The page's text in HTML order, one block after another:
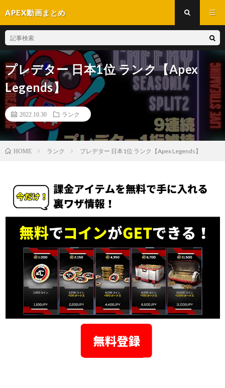
APEX動画まとめ
プレデター 日本1位 ランク【Apex
Legends】
2022.10.30 ランク
HOME ランク プレデター 日本1位 ランク【Apex Legends】